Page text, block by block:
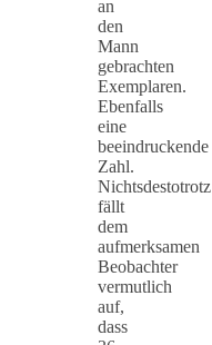
an
den
Mann
gebrachten
Exemplaren.
Ebenfalls
eine
beeindruckende
Zahl.
Nichtsdestotrotz
fällt
dem
aufmerksamen
Beobachter
vermutlich
auf,
dass